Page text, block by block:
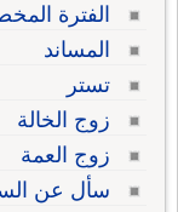
الفترة
المساند
تستر
زوج الخالة
زوج العمة
سأل عن